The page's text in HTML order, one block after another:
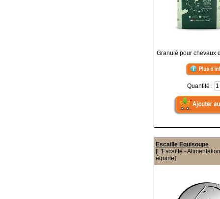
Granulé pour chevaux
Quantité :
Escaille Equisoupe
[L'Escaille - Alimentation
équine]